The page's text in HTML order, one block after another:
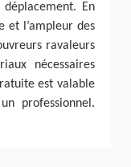
En
et l’ampleur des
ravaleurs
nécessaires
est valable
professionnel.